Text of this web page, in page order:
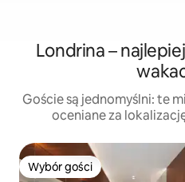
Londrina –
Goście są jednomyślni: te
oceniane za
Wybór gości
Wybór gości